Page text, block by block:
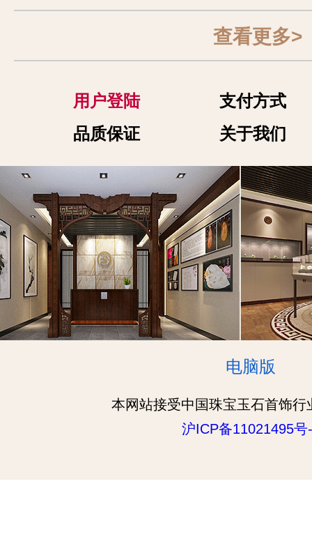
查看更多>
用户登陆
支付方式
品质保证
关于我们
电脑版
本网站接受中国珠宝玉石首饰行
沪ICP备11021495号